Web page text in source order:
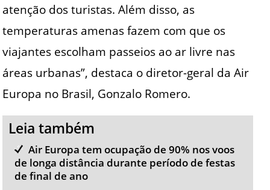
atenção dos turistas. Além disso, as
temperaturas amenas fazem com que os
viajantes escolham passeios ao ar livre nas
áreas urbanas”, destaca o diretor-geral da Air
Europa no Brasil, Gonzalo Romero.
Leia também
Air Europa tem ocupação de 90% nos voos
de longa distância durante período de festas
de final de ano